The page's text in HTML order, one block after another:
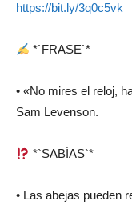
https://bit.ly/3q0c5vk
*`FRASE`*
• «No mires el reloj,
Sam Levenson.
*`SABÍAS`*
• Las abejas pueden